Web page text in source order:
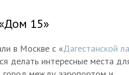
15»
в Москве с «Дагестанской
делать интересные места